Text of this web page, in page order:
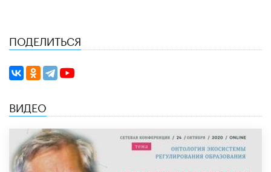
ПОДЕЛИТЬСЯ
ВИДЕО